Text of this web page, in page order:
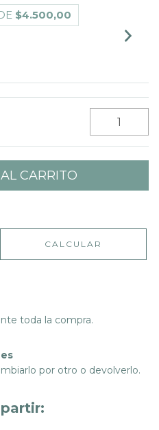
$4.500,00
CALCULAR
toda la compra.
por otro o devolverlo.